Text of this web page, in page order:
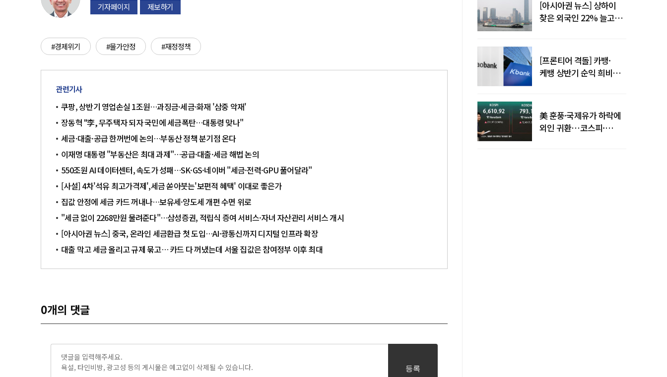
기자페이지 제보하기
#경제위기 #물가안정 #재정정책
관련기사
쿠팡, 상반기 영업손실 1조원…과징금·세금·화재 '삼중 악재'
장동혁 "李, 무주택자 되자 국민에 세금폭탄…대통령 맞나"
세금·대출·공급 한꺼번에 논의…부동산 정책 분기점 온다
이재명 대통령 "부동산은 최대 과제"…공급·대출·세금 해법 논의
550조원 AI 데이터센터, 속도가 성패…SK·GS·네이버 "세금·전력·GPU 풀어달라"
[사설] 4차'석유 최고가격제',세금 쏟아붓는'보편적 혜택' 이대로 좋은가
집값 안정에 세금 카드 꺼내나…보유세·양도세 개편 수면 위로
"세금 없이 2268만원 물려준다"…삼성증권, 적립식 증여 서비스·자녀 자산관리 서비스 개시
[아시아권 뉴스] 중국, 온라인 세금환급 첫 도입…AI·광통신까지 디지털 인프라 확장
대출 막고 세금 올리고 규제 묶고… 카드 다 꺼냈는데 서울 집값은 참여정부 이후 최대
0개의 댓글
등록
[아시아권 뉴스] 상하이
찾은 외국인 22% 늘고
[프론티어 격돌] 카뱅·
케뱅 상반기 순익 희비…
美 훈풍·국제유가 하락에
외인 귀환…코스피·